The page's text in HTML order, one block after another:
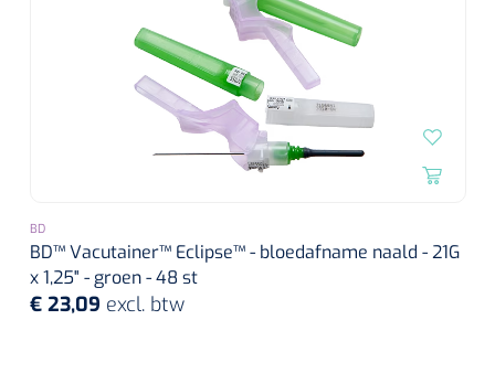
BD
BD™ Vacutainer™ Eclipse™ - bloedafname naald - 21G
x 1,25" - groen - 48 st
€ 23,09 excl. btw